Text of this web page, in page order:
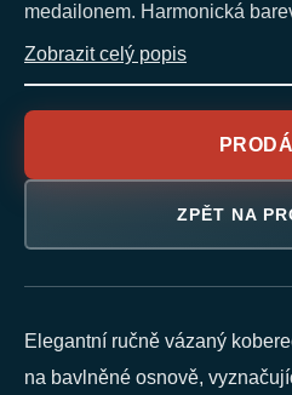
medailonem. Harmonická
Zobrazit celý popis
ZPĚT NA
Elegantní ručně vázaný
na bavlněné osnově,